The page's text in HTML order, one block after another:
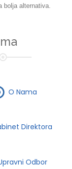
bolja alternativa.
O Nama
Direktora
Odbor